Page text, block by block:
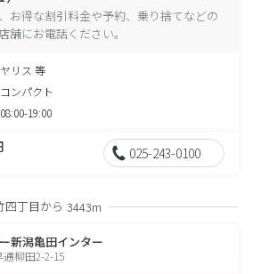
お得な割引料金や予約、乗り捨てなどの
舗にお電話ください。
ヤリス 等
コンパクト
08:00-19:00
025-243-0100
四丁目から 3443m
新潟亀田インター
柳田2-2-15